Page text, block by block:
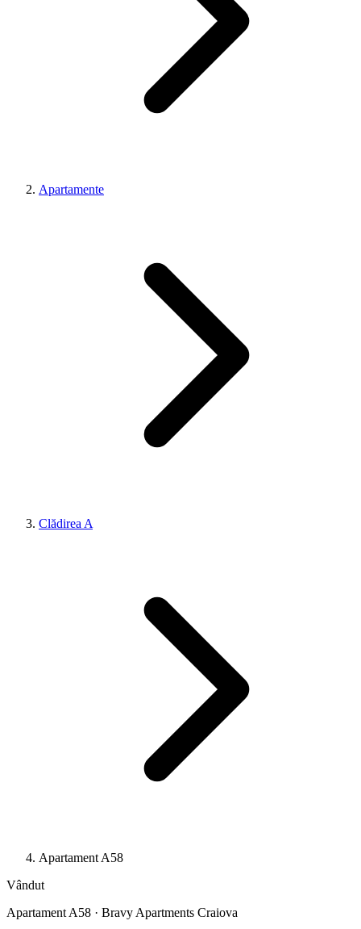
Apartamente
Clădirea A
Apartament A58
Vândut
Apartament A58 · Bravy Apartments Craiova